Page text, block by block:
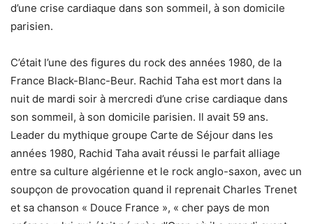
d’une crise cardiaque dans son sommeil, à son domicile
parisien.
C’était l’une des figures du rock des années 1980, de la
France Black-Blanc-Beur. Rachid Taha est mort dans la
nuit de mardi soir à mercredi d’une crise cardiaque dans
son sommeil, à son domicile parisien. Il avait 59 ans.
Leader du mythique groupe Carte de Séjour dans les
années 1980, Rachid Taha avait réussi le parfait alliage
entre sa culture algérienne et le rock anglo-saxon, avec un
soupçon de provocation quand il reprenait Charles Trenet
et sa chanson « Douce France », « cher pays de mon